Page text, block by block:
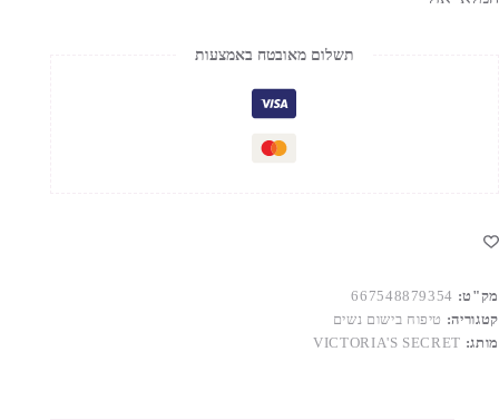
תשלום מאובטח באמצעות
מק"ט: 667548879354
קטגוריה: טיפוח בישום נשים
מותג: VICTORIA'S SECRET